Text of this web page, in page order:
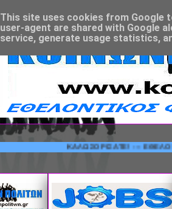
ΚΑΛΩΣΟΡΙΣΑΤΕ! ---
This site uses cookies from Google
user-agent are shared with Google
service, generate usage statistics,